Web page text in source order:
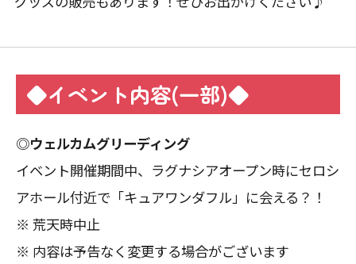
◆イベント内容(一部)◆
◎ウェルカムグリーディング
イベント開催期間中、ラグナシアオープン時にセロシ
アホール付近で「キュアワンダフル」に会える？！
※ 荒天時中止
※ 内容は予告なく変更する場合がございます